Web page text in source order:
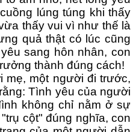
lúng túng khi thấy
thấy vui vì như thế là
quả thật có lúc cũng
sang hôn nhân, con
thành đúng cách!
mẹ, một người đi trước,
Tình yêu của người
không chỉ nằm ở sự
cột" đúng nghĩa, con